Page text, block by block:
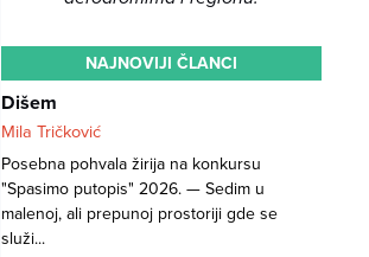
NAJNOVIJI ČLANCI
Dišem
Mila Tričković
Posebna pohvala žirija na konkursu
"Spasimo putopis" 2026. — Sedim u
malenoj, ali prepunoj prostoriji gde se
služi...